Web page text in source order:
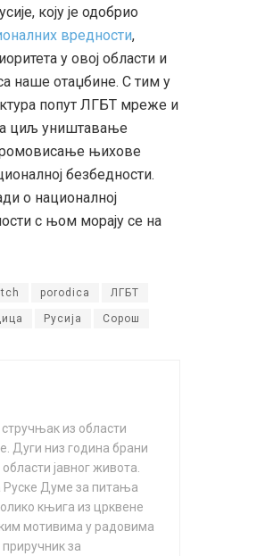
коју је одобрио
вредности,
у овој области и
наше отаџбине. С тим у
попут ЛГБТ мреже и
циљ уништавање
њихове
безбедности.
о националној
с њом морају се на
porodica ЛГБТ
Русија Сорош
стручњак из области
Дуги низ година брани
јавног живота.
Руске Думе за питања
књига из црквене
мотивима у радовима
за